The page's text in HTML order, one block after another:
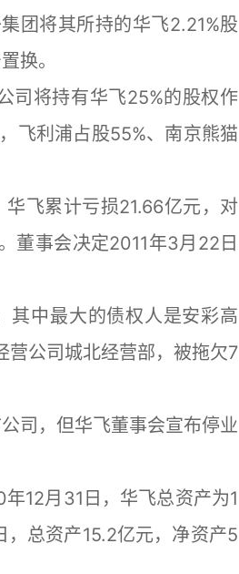
将其所持的华飞2.21%股
换。
将持有华飞25%的股权作
飞利浦占股55%、南京熊猫
飞累计亏损21.66亿元，对
董事会决定2011年3月22日
中最大的债权人是安彩高
营公司城北经营部，被拖欠7
司，但华飞董事会宣布停业
12月31日，华飞总资产为1
总资产15.2亿元，净资产5